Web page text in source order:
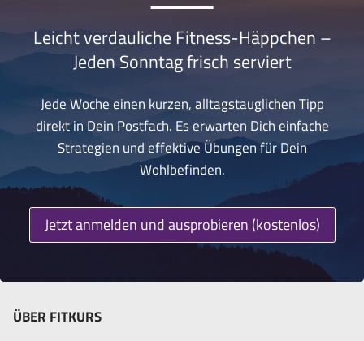
Leicht verdauliche Fitness-Häppchen –
Jeden Sonntag frisch serviert
Jede Woche einen kurzen, alltagstauglichen Tipp
direkt in Dein Postfach. Es erwarten Dich einfache
Strategien und effektive Übungen für Dein
Wohlbefinden.
Jetzt anmelden und ausprobieren (kostenlos)
ÜBER FITKURS